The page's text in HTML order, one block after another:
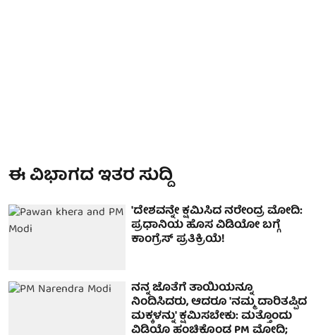
ಈ ವಿಭಾಗದ ಇತರ ಸುದ್ದಿ
'ದೇಶವನ್ನೇ ಕ್ಷಮಿಸಿದ ನರೇಂದ್ರ ಮೋದಿ:
ಪ್ರಧಾನಿಯ ಹೊಸ ವಿಡಿಯೋ ಬಗ್ಗೆ
ಕಾಂಗ್ರೆಸ್ ಪ್ರತಿಕ್ರಿಯೆ!
ನನ್ನ ಜೊತೆಗೆ ತಾಯಿಯನ್ನೂ
ನಿಂದಿಸಿದರು, ಆದರೂ 'ನಮ್ಮ ದಾರಿತಪ್ಪಿದ
ಮಕ್ಕಳನ್ನು' ಕ್ಷಮಿಸಬೇಕು: ಮತ್ತೊಂದು